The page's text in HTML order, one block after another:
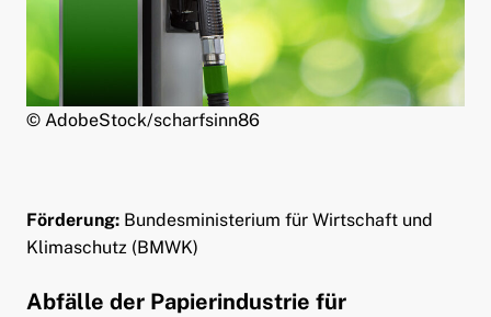
Menü aufklappen
Menü aufklappen
© AdobeStock/scharfsinn86
Förderung: Bundesministerium für Wirtschaft und
Klimaschutz (BMWK)
Abfälle der Papierindustrie für